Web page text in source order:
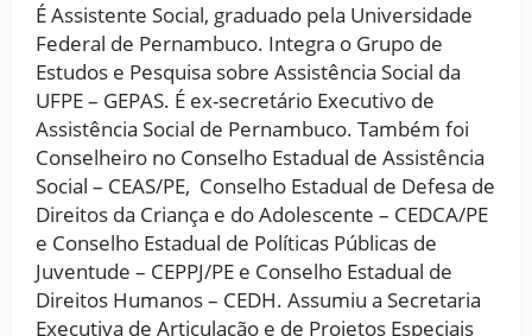
É Assistente Social, graduado pela Universidade
Federal de Pernambuco. Integra o Grupo de
Estudos e Pesquisa sobre Assistência Social da
UFPE – GEPAS. É ex-secretário Executivo de
Assistência Social de Pernambuco. Também foi
Conselheiro no Conselho Estadual de Assistência
Social – CEAS/PE, Conselho Estadual de Defesa de
Direitos da Criança e do Adolescente – CEDCA/PE
e Conselho Estadual de Políticas Públicas de
Juventude – CEPPJ/PE e Conselho Estadual de
Direitos Humanos – CEDH. Assumiu a Secretaria
Executiva de Articulação e de Projetos Especiais